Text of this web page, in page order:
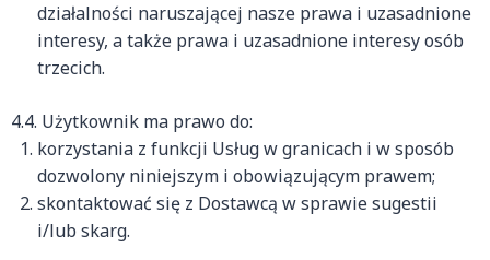
działalności naruszającej nasze prawa i uzasadnione
interesy, a także prawa i uzasadnione interesy osób
trzecich.
4.4. Użytkownik ma prawo do:
korzystania z funkcji Usług w granicach i w sposób
dozwolony niniejszym i obowiązującym prawem;
skontaktować się z Dostawcą w sprawie sugestii
i/lub skarg.